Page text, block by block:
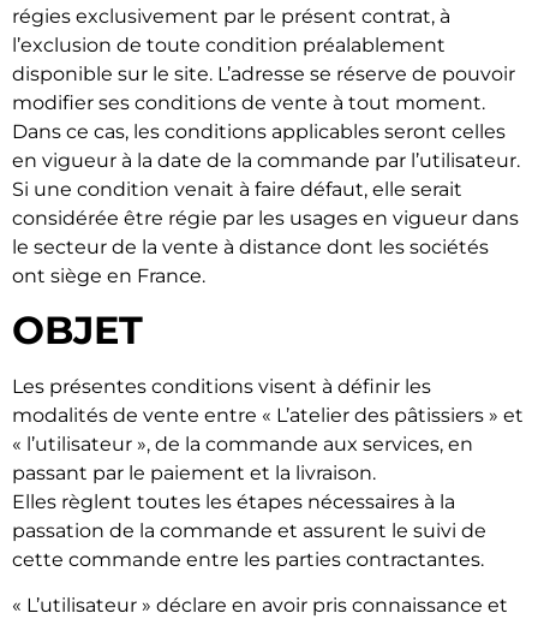
régies exclusivement par le présent contrat, à
l’exclusion de toute condition préalablement
disponible sur le site. L’adresse se réserve de pouvoir
modifier ses conditions de vente à tout moment.
Dans ce cas, les conditions applicables seront celles
en vigueur à la date de la commande par l’utilisateur.
Si une condition venait à faire défaut, elle serait
considérée être régie par les usages en vigueur dans
le secteur de la vente à distance dont les sociétés
ont siège en France.
OBJET
Les présentes conditions visent à définir les
modalités de vente entre « L’atelier des pâtissiers » et
« l’utilisateur », de la commande aux services, en
passant par le paiement et la livraison.
Elles règlent toutes les étapes nécessaires à la
passation de la commande et assurent le suivi de
cette commande entre les parties contractantes.
« L’utilisateur » déclare en avoir pris connaissance et